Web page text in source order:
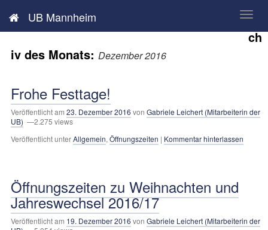
UB Mannheim
Neues aus der UB MannheimAr
ch
iv des Monats: Dezember 2016
Frohe Festtage!
Veröffentlicht am 23. Dezember 2016 von Gabriele Leichert (Mitarbeiterin der
UB) —2.275 views
Veröffentlicht unterAllgemein, Öffnungszeiten | Kommentar hinterlassen
Öffnungszeiten zu Weihnachten und
Jahreswechsel 2016/17
Veröffentlicht am 19. Dezember 2016 von Gabriele Leichert (Mitarbeiterin der